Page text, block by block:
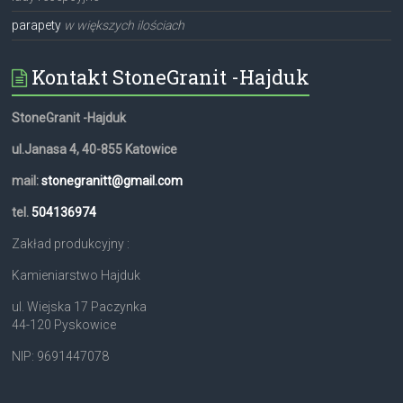
parapety w większych ilościach
Kontakt StoneGranit -Hajduk
StoneGranit -Hajduk
ul.Janasa 4, 40-855 Katowice
mail:stonegranitt@gmail.com
tel. 504136974
Zakład produkcyjny :
Kamieniarstwo Hajduk
ul. Wiejska 17 Paczynka
44-120 Pyskowice
NIP: 9691447078